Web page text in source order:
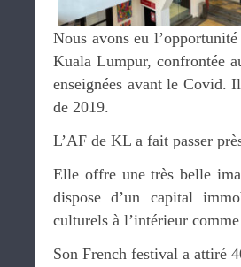
Nous avons eu
Kuala Lumpur, confrontée
enseignées avant le Covid.
de 2019.
L’AF de KL a fait passer
Elle offre une très belle
dispose d’un capital
culturels à l’intérieur
Son French festival a attiré